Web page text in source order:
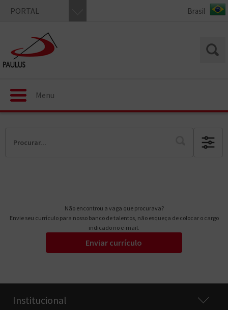
PORTAL
Menu
Não encontrou a vaga que procurava?
Envie seu currículo para nosso banco de talentos, não esqueça de colocar o cargo
indicado no e-mail.
Enviar currículo
Institucional